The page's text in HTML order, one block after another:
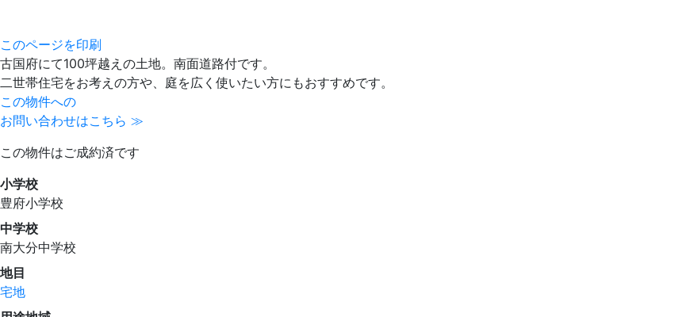
このページを印刷
古国府にて100坪越えの土地。南面道路付です。
二世帯住宅をお考えの方や、庭を広く使いたい方にもおすすめです。
この物件への
お問い合わせはこちら ≫
この物件はご成約済です
小学校
豊府小学校
中学校
南大分中学校
地目
宅地